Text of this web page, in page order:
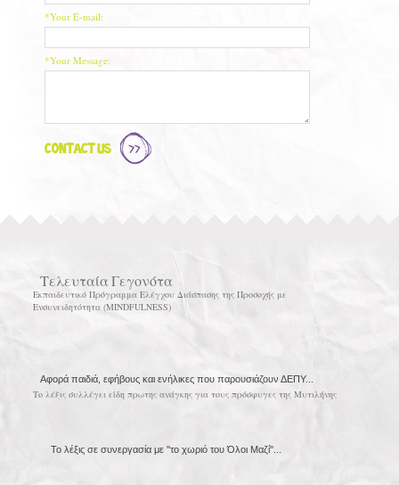
*Your E-mail:
*Your Message:
Contact Us
Τελευταία Γεγονότα
Εκπαιδευτικό Πρόγραμμα Ελέγχου Διάσπασης της Προσοχής με
Ενσυνειδητότητα (MINDFULNESS)
Αφορά παιδιά, εφήβους και ενήλικες που παρουσιάζουν ΔΕΠΥ...
Το λέξις συλλέγει είδη πρωτης ανάγκης για τους πρόσφυγες της Μυτιλήνης
Το λέξις σε συνεργασία με ''το χωριό του Όλοι Μαζί''...